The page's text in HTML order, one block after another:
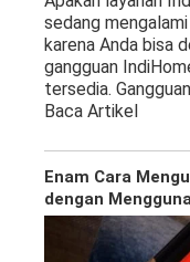
sedang
karena Anda bisa
gangguan
tersedia.
Baca Artikel
Enam Cara
dengan